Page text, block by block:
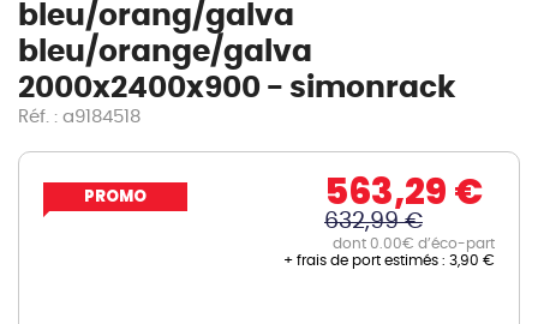
bleu/orang/galva
bleu/orange/galva
2000x2400x900 - simonrack
Réf. : a9184518
PROMO 563,29 €
632,99 €
dont 0.00€ d’éco-part
+ frais de port estimés : 3,90 €